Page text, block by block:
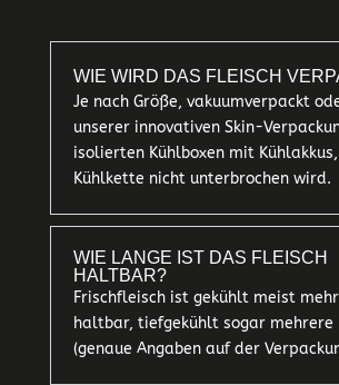
WIE WIRD DAS FLEISCH
Je nach Größe, vakuumverpackt
unserer innovativen Skin-
isolierten Kühlboxen mit
Kühlkette nicht unterbrochen wird.
WIE LANGE IST DAS FLEISCH
HALTBAR?
Frischfleisch ist gekühlt meist
haltbar, tiefgekühlt sogar mehrere
(genaue Angaben auf der